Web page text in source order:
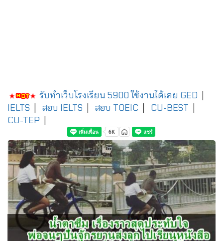
รับทำเว็บโรงเรียน 5900 ใช้งานได้เลย GED
IELTS
สอบ IELTS สอบ TOEIC CU-BEST
CU-TEP